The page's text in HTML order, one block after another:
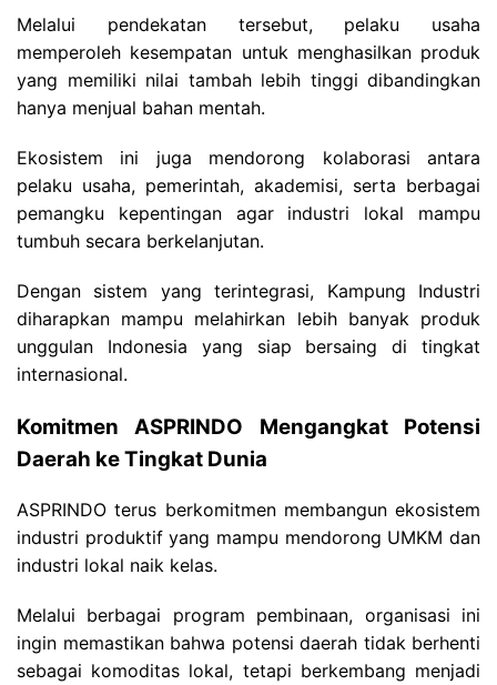
Melalui pendekatan tersebut, pelaku usaha
memperoleh kesempatan untuk menghasilkan produk
yang memiliki nilai tambah lebih tinggi dibandingkan
hanya menjual bahan mentah.
Ekosistem ini juga mendorong kolaborasi antara
pelaku usaha, pemerintah, akademisi, serta berbagai
pemangku kepentingan agar industri lokal mampu
tumbuh secara berkelanjutan.
Dengan sistem yang terintegrasi, Kampung Industri
diharapkan mampu melahirkan lebih banyak produk
unggulan Indonesia yang siap bersaing di tingkat
internasional.
Komitmen ASPRINDO Mengangkat Potensi
Daerah ke Tingkat Dunia
ASPRINDO terus berkomitmen membangun ekosistem
industri produktif yang mampu mendorong UMKM dan
industri lokal naik kelas.
Melalui berbagai program pembinaan, organisasi ini
ingin memastikan bahwa potensi daerah tidak berhenti
sebagai komoditas lokal, tetapi berkembang menjadi